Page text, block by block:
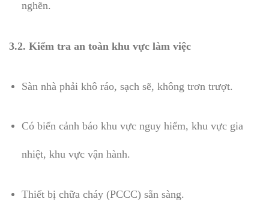
nghẽn.
3.2. Kiểm tra an toàn khu vực làm việc
Sàn nhà phải khô ráo, sạch sẽ, không trơn trượt.
Có biển cảnh báo khu vực nguy hiểm, khu vực gia
nhiệt, khu vực vận hành.
Thiết bị chữa cháy (PCCC) sẵn sàng.